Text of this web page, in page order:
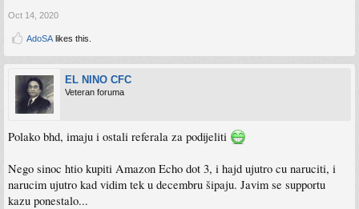
Oct 14, 2020
AdoSA likes this.
EL NINO CFC
Veteran foruma
Polako bhd, imaju i ostali referala za podijeliti
Nego sinoc htio kupiti Amazon Echo dot 3, i hajd ujutro cu naruciti, i
narucim ujutro kad vidim tek u decembru šipaju. Javim se supportu
kazu ponestalo...